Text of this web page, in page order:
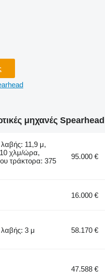
μηχανές Spearhead
11,9 μ,
10 χλμ/ώρα,
τράκτορα: 375
95.000 €
16.000 €
3 μ 58.170 €
47.588 €